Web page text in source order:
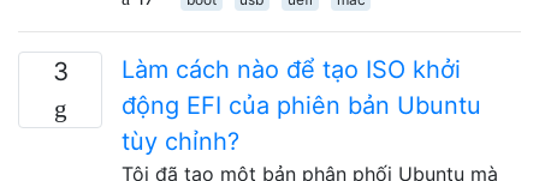
3
Làm cách nào để tạo ISO khởi
động EFI của phiên bản Ubuntu
tùy chỉnh?
Tôi đã tạo một bản phân phối Ubuntu mà